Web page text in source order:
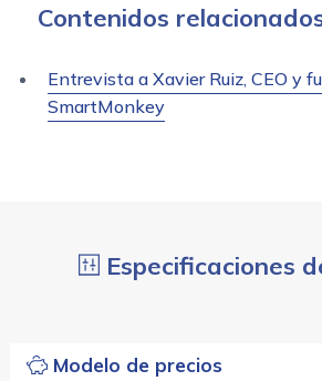
Contenidos
Entrevista a Xavier Ruiz, CEO y
SmartMonkey
Especificaciones
Modelo de precios